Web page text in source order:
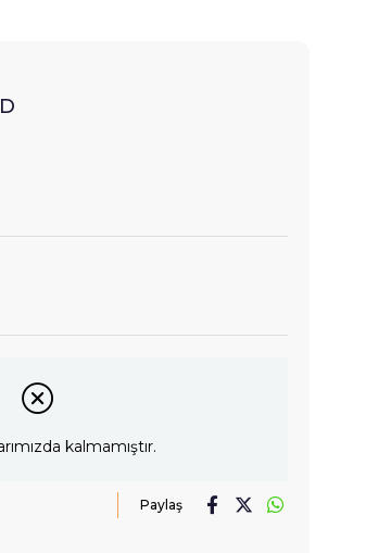
kalmamıştır.
Paylaş